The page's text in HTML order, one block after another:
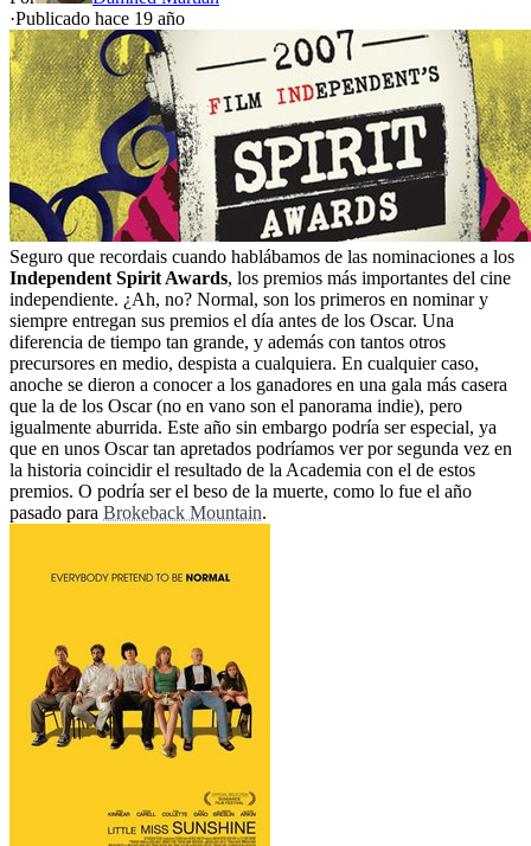
·Publicado hace 19 año
Seguro que recordais cuando hablábamos de las nominaciones a los
Independent Spirit Awards, los premios más importantes del cine
independiente. ¿Ah, no? Normal, son los primeros en nominar y
siempre entregan sus premios el día antes de los Oscar. Una
diferencia de tiempo tan grande, y además con tantos otros
precursores en medio, despista a cualquiera. En cualquier caso,
anoche se dieron a conocer a los ganadores en una gala más casera
que la de los Oscar (no en vano son el panorama indie), pero
igualmente aburrida. Este año sin embargo podría ser especial, ya
que en unos Oscar tan apretados podríamos ver por segunda vez en
la historia coincidir el resultado de la Academia con el de estos
premios. O podría ser el beso de la muerte, como lo fue el año
pasado para Brokeback Mountain.